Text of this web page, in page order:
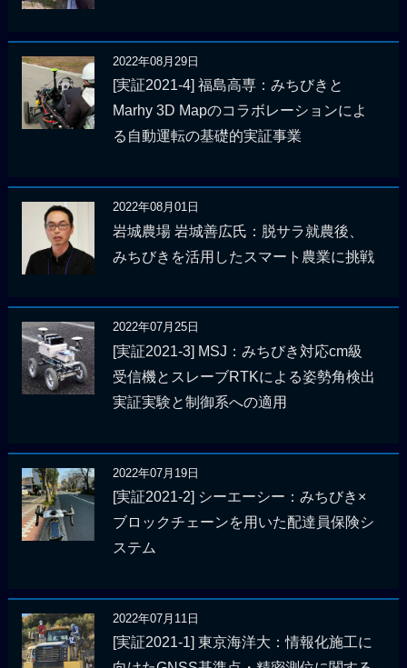
2022年08月29日
[実証2021-4] 福島高専：みちびきと
Marhy 3D Mapのコラボレーションによ
る自動運転の基礎的実証事業
2022年08月01日
岩城農場 岩城善広氏：脱サラ就農後、
みちびきを活用したスマート農業に挑戦
2022年07月25日
[実証2021-3] MSJ：みちびき対応cm級
受信機とスレーブRTKによる姿勢角検出
実証実験と制御系への適用
2022年07月19日
[実証2021-2] シーエーシー：みちびき×
ブロックチェーンを用いた配達員保険シ
ステム
2022年07月11日
[実証2021-1] 東京海洋大：情報化施工に